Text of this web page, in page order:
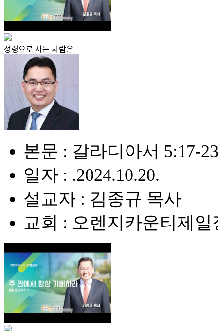
성령으로 사는 사람은
본문 : 갈라디아서 5:17-23
일자 : .2024.10.20.
설교자 : 김종규 목사
교회 : 오렌지카운티제일